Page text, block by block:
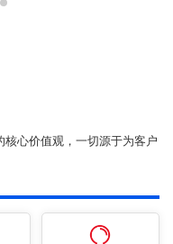
心价值观，一切源于为客户